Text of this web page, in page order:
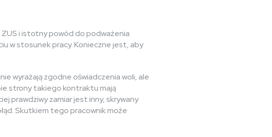
i istotny powód do podważenia
w stosunek pracy. Konieczne jest, aby
wyrażają zgodne oświadczenia woli, ale
strony takiego kontraktu mają
prawdziwy zamiar jest inny, skrywany
Skutkiem tego pracownik może